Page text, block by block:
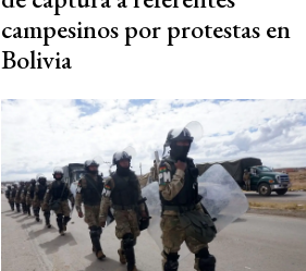
campesinos por protestas en
Bolivia